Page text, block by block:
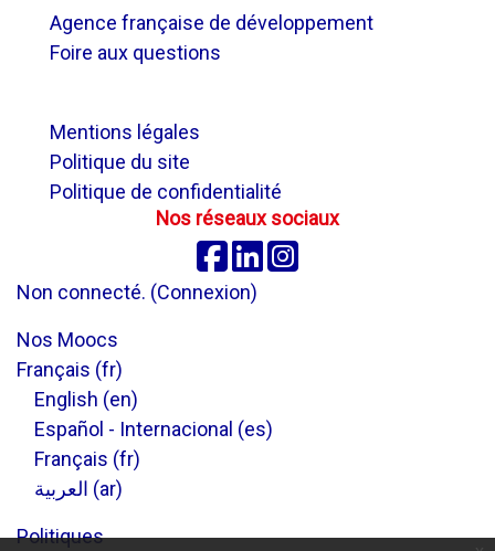
Agence française de développement
Foire aux questions
Mentions légales
Politique du site
Politique de confidentialité
Nos réseaux sociaux
Facebook
Linkedin
Non connecté. (Connexion)
Nos Moocs
Français ‎(fr)‎
English ‎(en)‎
Español - Internacional ‎(es)‎
Français ‎(fr)‎
العربية ‎(ar)‎
Politiques